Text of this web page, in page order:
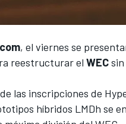
, el viernes se
reestructurar el WEC
las inscripciones de
híbridos LMDh se